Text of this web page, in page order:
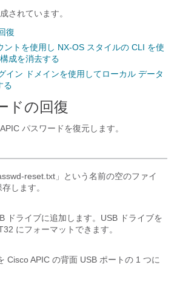
されています。
復
ントを使用し NX-OS スタイルの CLI を使
成を消去する
イン ドメインを使用してローカル データ
る
ドの回復
APIC パスワードを復元します。
reset.txt」という名前の空のファイ
します。
ドライブに追加します。USB ドライブを
にフォーマットできます。
CiscoAPIC の背面 USB ポートの 1 つに